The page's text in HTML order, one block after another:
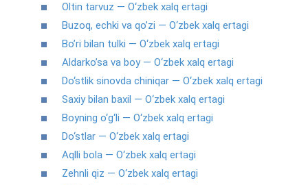
Oltin tarvuz — O‘zbek xalq ertagi
Buzoq, echki va qo’zi — O‘zbek xalq ertagi
Bo’ri bilan tulki — O‘zbek xalq ertagi
Aldarko’sa va boy — O‘zbek xalq ertagi
Do‘stlik sinovda chiniqar — O‘zbek xalq ertagi
Saxiy bilan baxil — O‘zbek xalq ertagi
Boyning o‘g‘li — O‘zbek xalq ertagi
Do‘stlar — O‘zbek xalq ertagi
Aqlli bola — O‘zbek xalq ertagi
Zehnli qiz — O‘zbek xalq ertagi